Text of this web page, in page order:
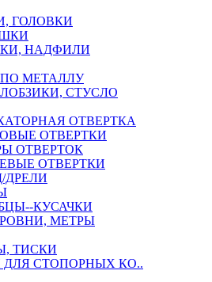
ГОЛОВКИ
НАДФИЛИ
МЕТАЛЛУ
СТУСЛО
ОТВЕРТКА
ОТВЕРТКИ
ОТВЕРТОК
ОТВЕРТКИ
ДРЕЛИ
КУСАЧКИ
МЕТРЫ
ТИСКИ
СТОПОРНЫХ КО..